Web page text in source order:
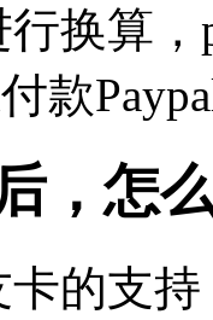
换算
款
，怎
的支